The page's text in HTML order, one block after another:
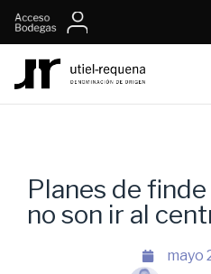
Planes de
no son ir al
mayo